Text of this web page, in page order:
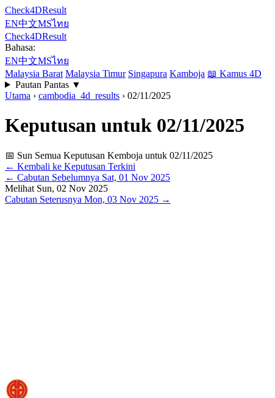
Check4DResult
EN中文MSไทย
Check4DResult
Bahasa:
EN中文MSไทย
Malaysia Barat Malaysia Timur Singapura Kamboja 📖 Kamus 4D
Pautan Pantas ▼
Utama › cambodia_4d_results › 02/11/2025
Keputusan untuk 02/11/2025
📅 Sun Semua Keputusan Kemboja untuk 02/11/2025
← Kembali ke Keputusan Terkini
← Cabutan Sebelumnya Sat, 01 Nov 2025
Melihat Sun, 02 Nov 2025
Cabutan Seterusnya Mon, 03 Nov 2025 →